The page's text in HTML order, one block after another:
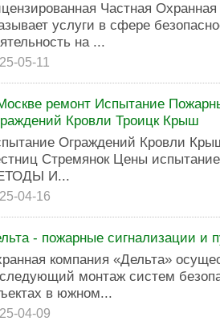
Частная
услуги в сфере
на ...
05-11
ремонт Испытание
Кровли Троицк Крыш
Ограждений Кровли
Стремянок Цены
И...
04-16
- пожарные сигнализации и
компания «Дельта»
монтаж систем
в южном...
04-09